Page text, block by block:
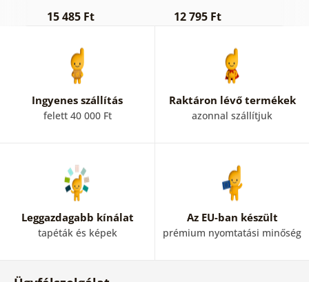
15 485 Ft 12 795 Ft
Ingyenes szállítás
felett 40 000 Ft
Raktáron lévő termékek
azonnal szállítjuk
Leggazdagabb kínálat
tapéták és képek
Az EU-ban készült
prémium nyomtatási minőség